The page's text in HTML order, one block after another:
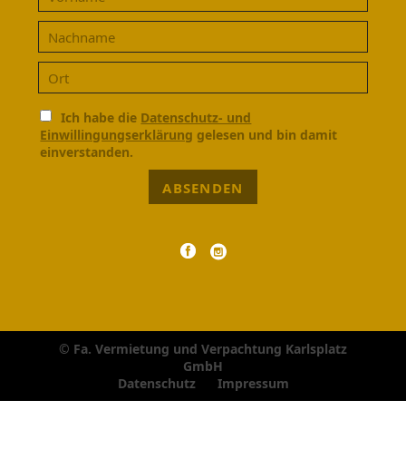
Ich habe die Datenschutz- und
Einwillingungserklärung gelesen und bin damit
einverstanden.
ABSENDEN
© Fa. Vermietung und Verpachtung Karlsplatz
GmbH
Navigation
überspringen
Datenschutz Impressum